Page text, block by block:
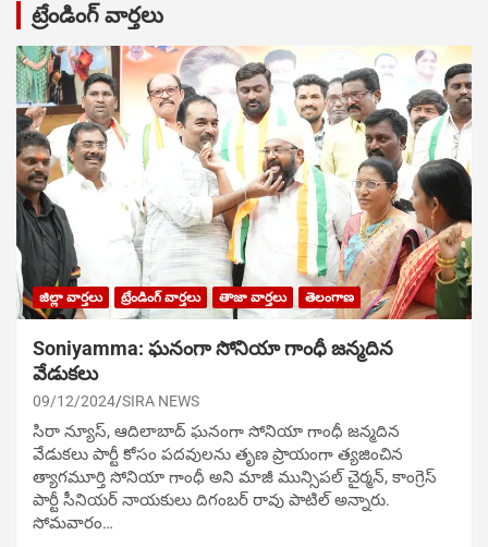
ట్రేండింగ్ వార్తలు
జిల్లా వార్తలు ట్రేండింగ్ వార్తలు తాజా వార్తలు తెలంగాణ
Soniyamma: ఘ‌నంగా సోనియా గాంధీ జ‌న్మ‌దిన
వేడుక‌లు
09/12/2024 SIRA NEWS
సిరా న్యూస్, ఆదిలాబాద్ ఘ‌నంగా సోనియా గాంధీ జ‌న్మ‌దిన
వేడుక‌లు పార్టీ కోసం ప‌ద‌వుల‌ను తృణ ప్రాయంగా త్య‌జించిన
త్యాగమూర్తి సోనియా గాంధీ అని మాజీ మున్సిప‌ల్ చైర్మ‌న్, కాంగ్రెస్
పార్టీ సీనియ‌ర్ నాయ‌కులు దిగంబ‌ర్ రావు పాటిల్ అన్నారు.
సోమవారం…